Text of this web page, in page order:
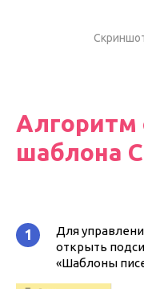
Алгоритм
шаблона
1
Для
открыть
«Шаблоны